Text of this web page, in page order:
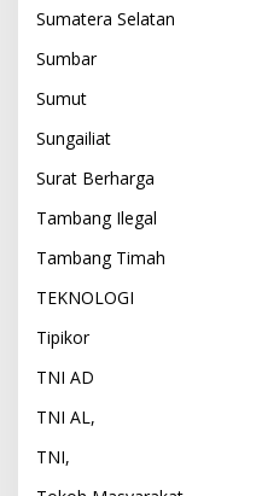
Sumatera Selatan
Sumbar
Sumut
Sungailiat
Surat Berharga
Tambang Ilegal
Tambang Timah
TEKNOLOGI
Tipikor
TNI AD
TNI AL,
TNI,